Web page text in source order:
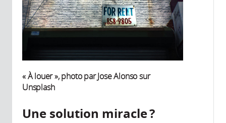
« À louer », photo par Jose Alonso sur
Unsplash
Une solution miracle ?